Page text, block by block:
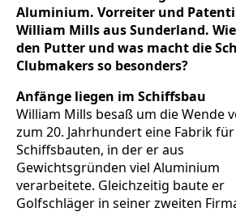
Aluminium. Vorreiter und
William Mills aus Sunderland.
den Putter und was macht die
Clubmakers so besonders?
Anfänge liegen im Schiffsbau
William Mills besaß um die Wende
zum 20. Jahrhundert eine Fabrik für
Schiffsbauten, in der er aus
Gewichtsgründen viel Aluminium
verarbeitete. Gleichzeitig baute er
Golfschläger in seiner zweiten